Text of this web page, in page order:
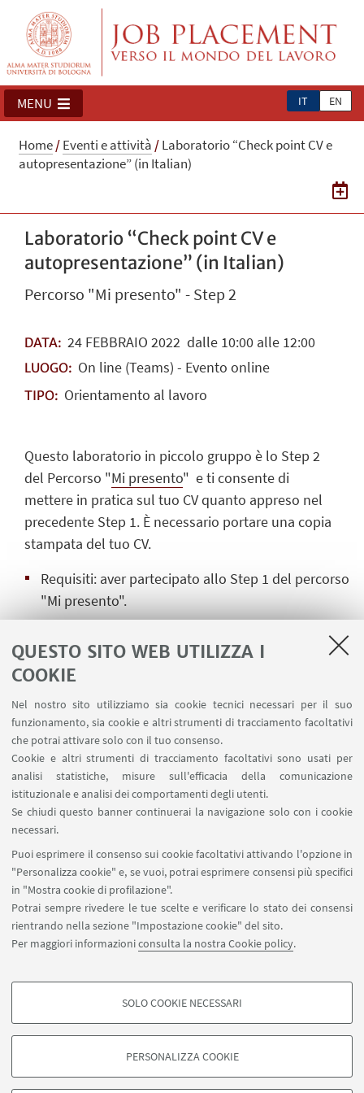
QUESTO SITO WEB UTILIZZA I
COOKIE
Nel nostro sito utilizziamo sia cookie tecnici necessari per il suo
funzionamento, sia cookie e altri strumenti di tracciamento facoltativi
che potrai attivare solo con il tuo consenso.
Cookie e altri strumenti di tracciamento facoltativi sono usati per
analisi statistiche, misure sull'efficacia della comunicazione
istituzionale e analisi dei comportamenti degli utenti.
Se chiudi questo banner continuerai la navigazione solo con i cookie
necessari.
Puoi esprimere il consenso sui cookie facoltativi attivando l'opzione in
"Personalizza cookie" e, se vuoi, potrai esprimere consensi più specifici
in "Mostra cookie di profilazione".
Potrai sempre rivedere le tue scelte e verificare lo stato dei consensi
rientrando nella sezione "Impostazione cookie" del sito.
Per maggiori informazioniconsulta la nostra Cookie policy.
COOKIE DI PROFILAZIONE - FACOLTATIVI
degli utenti, creare profili in base al loro comportamento sul sito, per analisi
di marketing.
SOLO COOKIE NECESSARI
PERSONALIZZA COOKIE
IT EN
MENU
Home/Eventi e attività /Laboratorio “Check point CV e
autopresentazione” (in Italian)
Laboratorio “Check point CV e
autopresentazione” (in Italian)
Percorso "Mi presento" - Step 2
DATA: 24FEBBRAIO 2022 dalle 10:00 alle 12:00
LUOGO: On line (Teams) - Evento online
TIPO: Orientamento al lavoro
Questo laboratorio in piccolo gruppo è lo Step 2
del Percorso "Mi presento" e ti consente di
mettere in pratica sul tuo CV quanto appreso nel
precedente Step 1. È necessario portare una copia
stampata del tuo CV.
Requisiti: aver partecipato allo Step 1 del percorso
"Mi presento".
revisionare il CV, esercitarsi per brevi
autopresentazioni.
Partecipanti: massimo 10
Il laboratorio è in lingua italiana.
Nel caso tu non possa partecipare ti chiediamo di
cancellarti per tempo, in modo da lasciare ad altre
persone interessate la possibilità di iscriversi.
Ingresso gratuito con iscrizione obbligatoria.
Per iscriverti scrivi aorientalavoro@unibo.it
Contatti
©Copyright 2026 - ALMA MATER STUDIORUM - Università di